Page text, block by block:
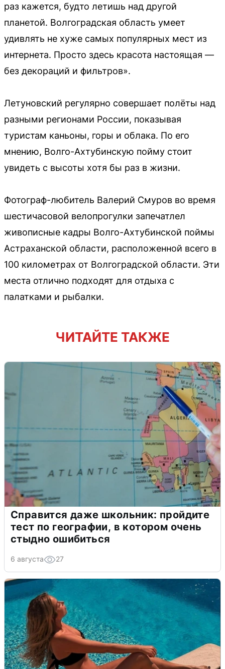
раз кажется, будто летишь над другой
планетой. Волгоградская область умеет
удивлять не хуже самых популярных мест из
интернета. Просто здесь красота настоящая —
без декораций и фильтров».
Летуновский регулярно совершает полёты над
разными регионами России, показывая
туристам каньоны, горы и облака. По его
мнению, Волго-Ахтубинскую пойму стоит
увидеть с высоты хотя бы раз в жизни.
Фотограф-любитель Валерий Смуров во время
шестичасовой велопрогулки запечатлел
живописные кадры Волго-Ахтубинской поймы
Астраханской области, расположенной всего в
100 километрах от Волгоградской области. Эти
места отлично подходят для отдыха с
палатками и рыбалки.
ЧИТАЙТЕ ТАКЖЕ
Справится даже школьник: пройдите
тест по географии, в котором очень
стыдно ошибиться
6 августа 27